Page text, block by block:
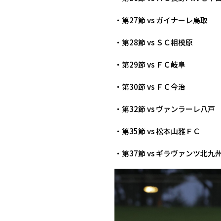
・第27節 vs ガイナーレ鳥取
・第28節 vs ＳＣ相模原
・第29節 vs ＦＣ岐阜
・第30節 vs ＦＣ今治
・第32節 vs ヴァンラーレ八戸
・第35節 vs 松本山雅ＦＣ
・第37節 vs ギラヴァンツ北九